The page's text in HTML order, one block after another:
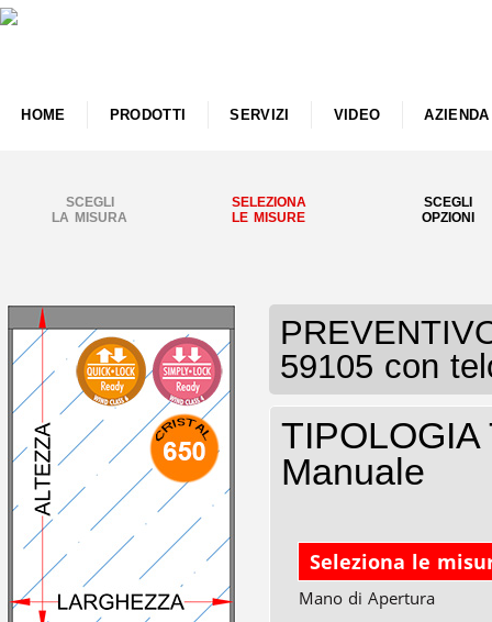
HOME PRODOTTI SERVIZI VIDEO AZIENDA
SCEGLI
LA MISURA
SELEZIONA
LE MISURE
SCEGLI
OPZIONI
59105 con
Manuale
Seleziona le
Mano di Apertura